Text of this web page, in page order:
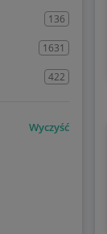
136
1631
422
Wyczyść